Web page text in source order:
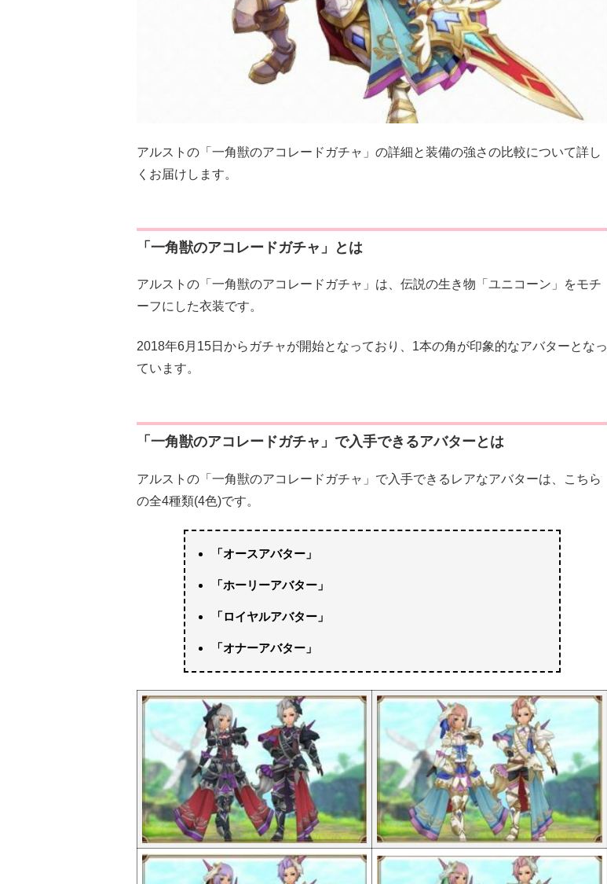
アルストの「一角獣のアコレードガチャ」の詳細と装備の強さの比較について詳し
くお届けします。
「一角獣のアコレードガチャ」とは
アルストの「一角獣のアコレードガチャ」は、伝説の生き物「ユニコーン」をモチ
ーフにした衣装です。
2018年6月15日からガチャが開始となっており、1本の角が印象的なアバターとなっ
ています。
「一角獣のアコレードガチャ」で入手できるアバターとは
アルストの「一角獣のアコレードガチャ」で入手できるレアなアバターは、こちら
の全4種類(4色)です。
「オースアバター」
「ホーリーアバター」
「ロイヤルアバター」
「オナーアバター」